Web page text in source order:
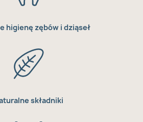
higienę zębów i dziąseł
składniki